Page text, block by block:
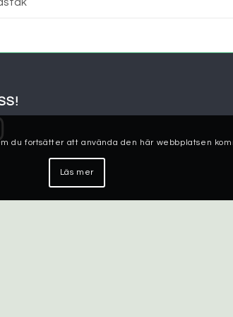
du fortsätter att använda den här webbplatsen
Läs mer